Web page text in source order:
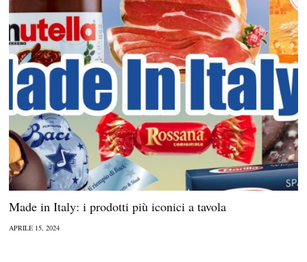
Made in Italy: i prodotti più iconici a tavola
APRILE 15, 2024